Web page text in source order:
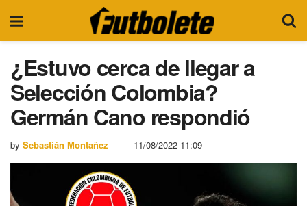
¿Estuvo cerca de llegar a
Selección Colombia?
Germán Cano respondió
by Sebastián Montañez 11/08/2022 11:09